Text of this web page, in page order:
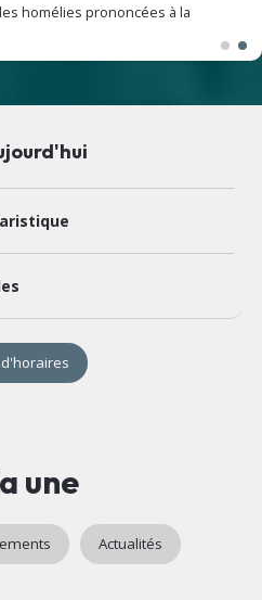
homélies prononcées à la
une
Actualités